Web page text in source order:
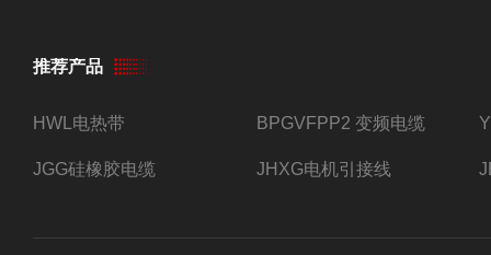
推荐产品
HWL电热带 BPGVFPP2 变频电缆
JGG硅橡胶电缆 JHXG电机引接线